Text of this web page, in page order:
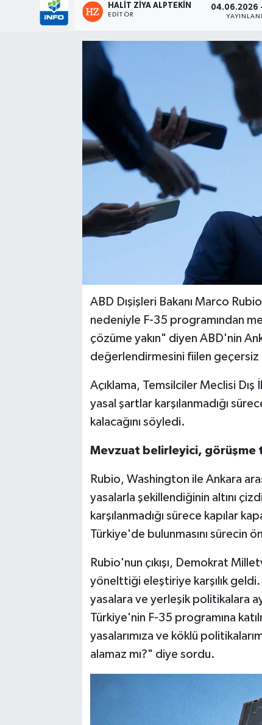
HALIT ZIYA ALPTEKIN
EDITÖR
04.06.2026
ABD Dışişleri Bakanı Marco
nedeniyle F-35 programından
çözüme yakın" diyen ABD'nin
değerlendirmesini fiilen geçersiz
Açıklama, Temsilciler Meclisi
yasal şartlar karşılanmadığı
kalacağını söyledi.
Mevzuat belirleyici, görüşme
Rubio, Washington ile Ankara
yasalarla şekillendiğinin altını
karşılanmadığı sürece kapılar
Türkiye'de bulunmasını sürecin
Rubio'nun çıkışı, Demokrat
yönelttiği eleştiriye karşılık geldi.
yasalara ve yerleşik politikalara
Türkiye'nin F-35 programına
yasalarımıza ve köklü
alamaz mı?" diye sordu.